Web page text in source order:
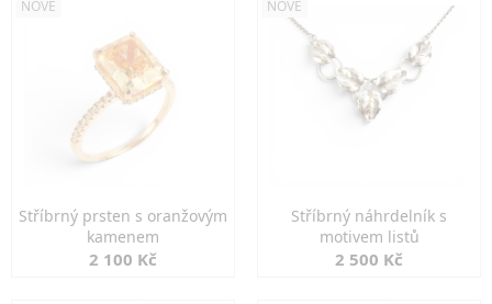
NOVÉ
Stříbrný prsten s oranžovým
kamenem
2 100 Kč
NOVÉ
Stříbrný náhrdelník s
motivem listů
2 500 Kč